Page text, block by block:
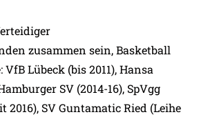
zusammen sein, Basketball
VfB Lübeck (bis 2011), Hansa
SV (2014-16), SpVgg
2016), SV Guntamatic Ried (Leihe